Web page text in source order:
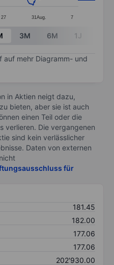
27 31 Aug. 7
3M 6M 1J
auf mehr Diagramm- und
in Aktien neigt dazu,
bieten, aber sie ist auch
einen Teil oder die
verlieren. Die vergangenen
sind kein verlässlicher
Daten von externen
für
181.45
182.00
177.06
177.06
202'930.00